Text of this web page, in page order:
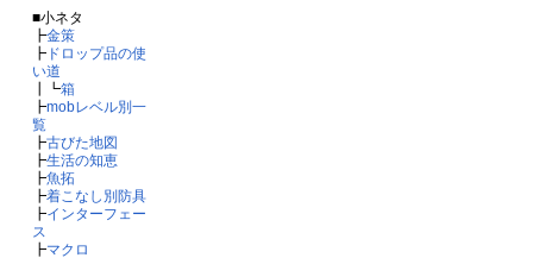
■小ネタ
┣金策
┣ドロップ品の使
い道
┃┗箱
┣mobレベル別一
覧
┣古びた地図
┣生活の知恵
┣魚拓
┣着こなし別防具
┣インターフェー
ス
┣マクロ